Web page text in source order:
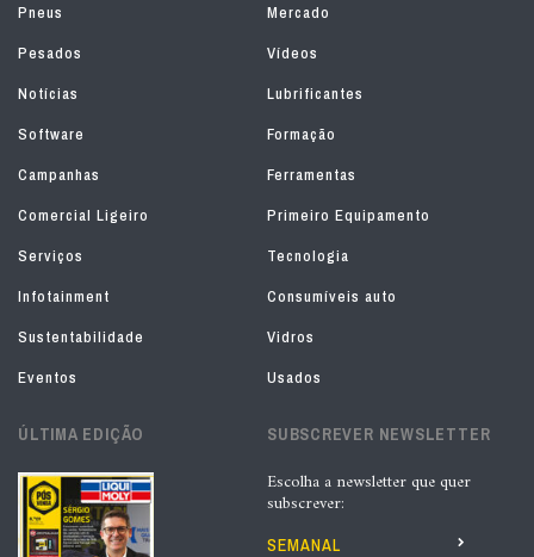
Pneus
Mercado
Pesados
Vídeos
Notícias
Lubrificantes
Software
Formação
Campanhas
Ferramentas
Comercial Ligeiro
Primeiro Equipamento
Serviços
Tecnologia
Infotainment
Consumíveis auto
Sustentabilidade
Vidros
Eventos
Usados
ÚLTIMA EDIÇÃO SUBSCREVER NEWSLETTER
Escolha a newsletter que quer
subscrever:
SEMANAL